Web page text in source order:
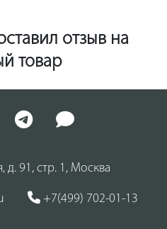
отзыв на
товар
91, стр. 1, Москва
+7(499) 702-01-13